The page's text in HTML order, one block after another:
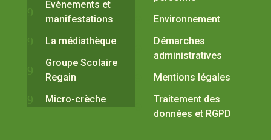
Evènements et
manifestations
La médiathèque
Groupe Scolaire
Regain
Micro-crèche
Environnement
Démarches
administratives
Mentions légales
Traitement des
données et RGPD